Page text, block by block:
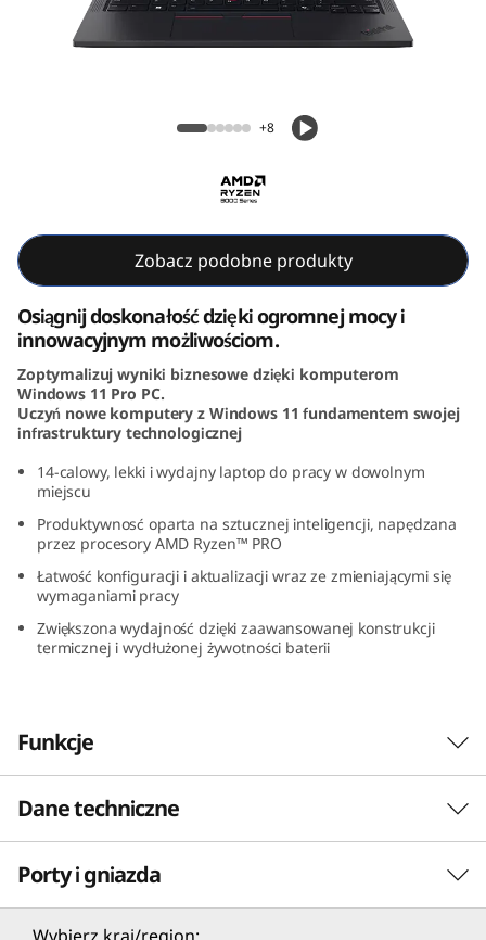
4
G
e
n
5
1
4
D
ThinkPad T14 Gen 5 (14, AMD)
+8
Zobacz podobne produkty
Osiągnij doskonałość dzięki ogromnej mocy i
innowacyjnym możliwościom.
Zoptymalizuj wyniki biznesowe dzięki komputerom
Windows 11 Pro PC.
Uczyń nowe komputery z Windows 11 fundamentem swojej
infrastruktury technologicznej
14-calowy, lekki i wydajny laptop do pracy w dowolnym
miejscu
Produktywnosć oparta na sztucznej inteligencji, napędzana
przez procesory AMD Ryzen™ PRO
Łatwość konfiguracji i aktualizacji wraz ze zmieniającymi się
wymaganiami pracy
Zwiększona wydajność dzięki zaawansowanej konstrukcji
termicznej i wydłużonej żywotności baterii
Funkcje
Dane techniczne
PERFORMANCE
Procesor
Porty i gniazda